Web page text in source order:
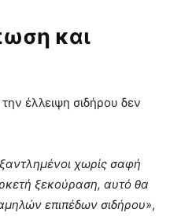
και
έλλειψη σιδήρου δεν
χωρίς σαφή
ξεκούραση, αυτό θα
επιπέδων σιδήρου»,